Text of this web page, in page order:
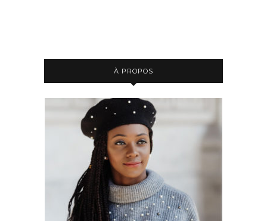
À PROPOS